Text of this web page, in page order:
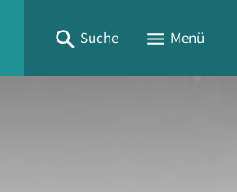
Suche Menü